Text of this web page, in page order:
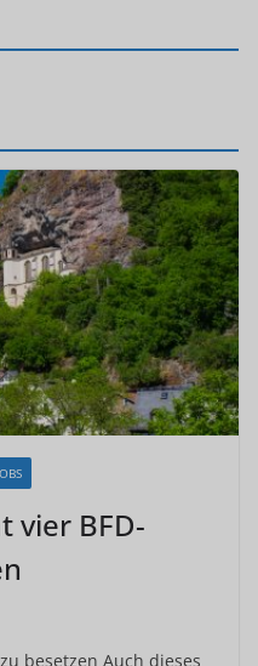
vier BFD-
besetzen Auch dieses